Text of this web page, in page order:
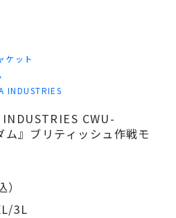
ケット
INDUSTRIES
CWU-
』ブリティッシュ作戦モ
）
3L